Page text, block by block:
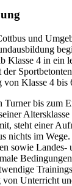
und
Klasse 4 in ein
Klasse 4 bis
bis zum
steht einer
nichts im
sowie Landes-
von Unterricht